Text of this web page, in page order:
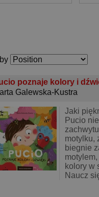
poznaje kolory i
Galewska-Kustra
Jaki
Pucio
motylku,
biegnie
kolory w
Naucz